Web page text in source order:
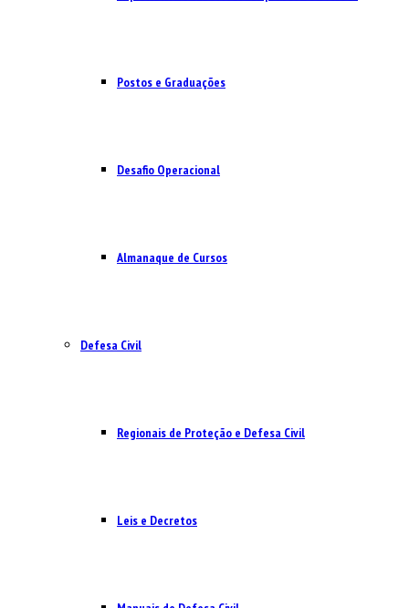
Postos e Graduações
Desafio Operacional
Almanaque de Cursos
Defesa Civil
Regionais de Proteção e Defesa Civil
Leis e Decretos